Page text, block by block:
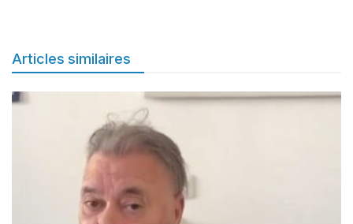
Articles similaires